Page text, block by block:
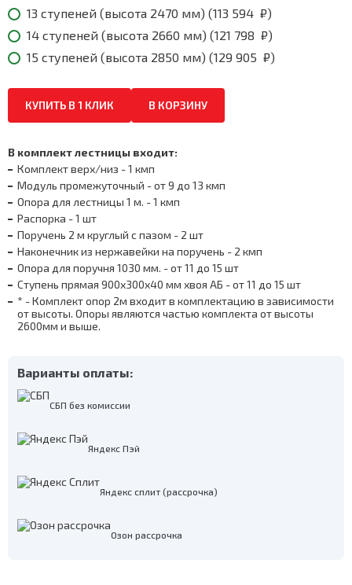
13 ступеней (высота 2470 мм) (113 594 ₽)
14 ступеней (высота 2660 мм) (121 798 ₽)
15 ступеней (высота 2850 мм) (129 905 ₽)
КУПИТЬ В 1 КЛИК В КОРЗИНУ
В комплект лестницы входит:
Комплект верх/низ - 1 кмп
Модуль промежуточный - от 9 до 13 кмп
Опора для лестницы 1 м. - 1 кмп
Распорка - 1 шт
Поручень 2 м круглый с пазом - 2 шт
Наконечник из нержавейки на поручень - 2 кмп
Опора для поручня 1030 мм. - от 11 до 15 шт
Ступень прямая 900х300х40 мм хвоя АБ - от 11 до 15 шт
* - Комплект опор 2м входит в комплектацию в зависимости
от высоты. Опоры являются частью комплекта от высоты
2600мм и выше.
Варианты оплаты:
СБП без комиссии
Яндекс Пэй
Яндекс сплит (рассрочка)
Озон рассрочка